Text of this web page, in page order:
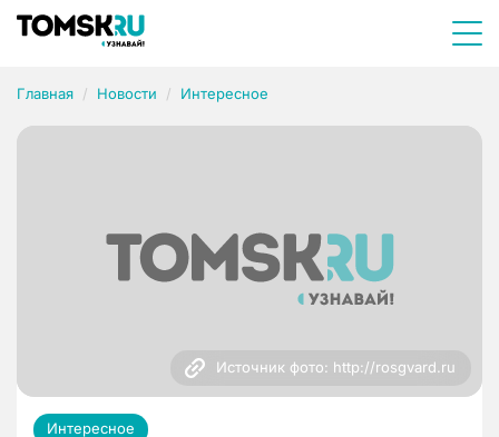
Главная Новости Интересное
Источник фото: http://rosgvard.ru
Интересное